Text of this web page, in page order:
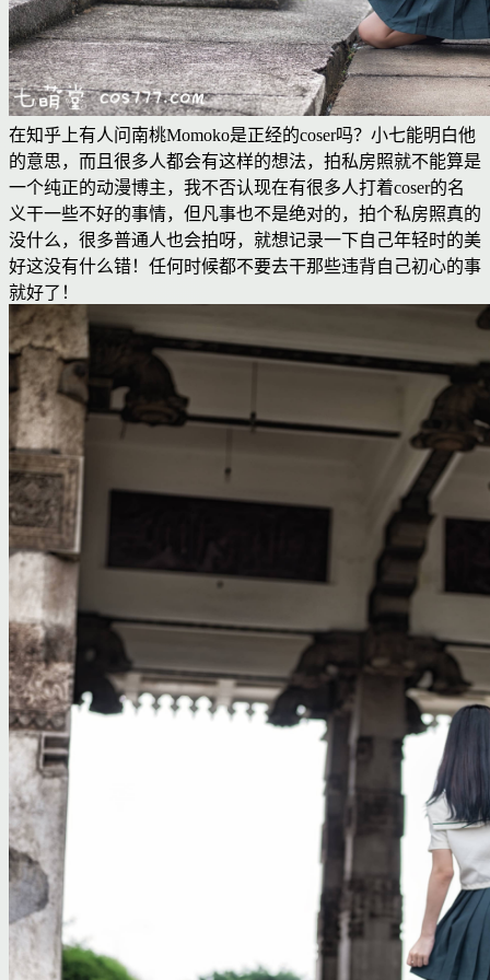
在知乎上有人问南桃Momoko是正经的coser吗？小七能明白他
的意思，而且很多人都会有这样的想法，拍私房照就不能算是
一个纯正的动漫博主，我不否认现在有很多人打着coser的名
义干一些不好的事情，但凡事也不是绝对的，拍个私房照真的
没什么，很多普通人也会拍呀，就想记录一下自己年轻时的美
好这没有什么错！任何时候都不要去干那些违背自己初心的事
就好了！